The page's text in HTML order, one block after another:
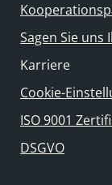
Sagen Sie uns
Karriere
Cookie-
ISO 9001
DSGVO